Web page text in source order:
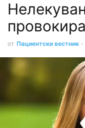
от Пациентски вестник -